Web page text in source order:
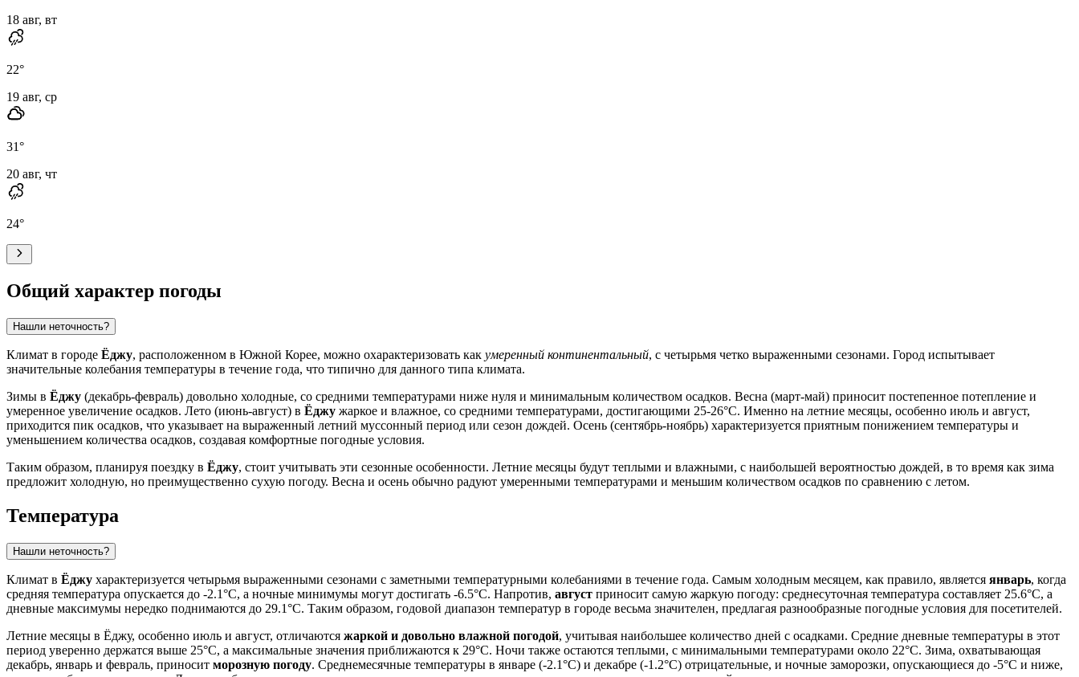
18 авг, вт
22°
19 авг, ср
31°
20 авг, чт
24°
Общий характер погоды
Нашли неточность?
Климат в городе Ёджу, расположенном в Южной Корее, можно охарактеризовать как умеренный континентальный, с четырьмя четко выраженными сезонами. Город испытывает
значительные колебания температуры в течение года, что типично для данного типа климата.
Зимы в Ёджу (декабрь-февраль) довольно холодные, со средними температурами ниже нуля и минимальным количеством осадков. Весна (март-май) приносит постепенное потепление и
умеренное увеличение осадков. Лето (июнь-август) в Ёджу жаркое и влажное, со средними температурами, достигающими 25-26°C. Именно на летние месяцы, особенно июль и август,
приходится пик осадков, что указывает на выраженный летний муссонный период или сезон дождей. Осень (сентябрь-ноябрь) характеризуется приятным понижением температуры и
уменьшением количества осадков, создавая комфортные погодные условия.
Таким образом, планируя поездку в Ёджу, стоит учитывать эти сезонные особенности. Летние месяцы будут теплыми и влажными, с наибольшей вероятностью дождей, в то время как зима
предложит холодную, но преимущественно сухую погоду. Весна и осень обычно радуют умеренными температурами и меньшим количеством осадков по сравнению с летом.
Температура
Нашли неточность?
Климат в Ёджу характеризуется четырьмя выраженными сезонами с заметными температурными колебаниями в течение года. Самым холодным месяцем, как правило, является январь, когда
средняя температура опускается до -2.1°C, а ночные минимумы могут достигать -6.5°C. Напротив, август приносит самую жаркую погоду: среднесуточная температура составляет 25.6°C, а
дневные максимумы нередко поднимаются до 29.1°C. Таким образом, годовой диапазон температур в городе весьма значителен, предлагая разнообразные погодные условия для посетителей.
Летние месяцы в Ёджу, особенно июль и август, отличаются жаркой и довольно влажной погодой, учитывая наибольшее количество дней с осадками. Средние дневные температуры в этот
период уверенно держатся выше 25°C, а максимальные значения приближаются к 29°C. Ночи также остаются теплыми, с минимальными температурами около 22°C. Зима, охватывающая
декабрь, январь и февраль, приносит морозную погоду. Среднемесячные температуры в январе (-2.1°C) и декабре (-1.2°C) отрицательные, и ночные заморозки, опускающиеся до -5°C и ниже,